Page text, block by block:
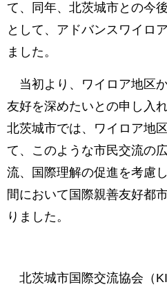
て、同年、北茨城市との今
として、アドバンスワイロ
ました。
当初より、ワイロア地区
友好を深めたいとの申し入
北茨城市では、ワイロア地
て、このような市民交流の
流、国際理解の促進を考慮
間において国際親善友好都
りました。
北茨城市国際交流協会（